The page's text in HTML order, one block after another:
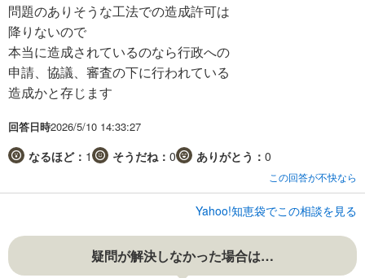
問題のありそうな工法での造成許可は
降りないので
本当に造成されているのなら行政への
申請、協議、審査の下に行われている
造成かと存じます
回答日時2026/5/10 14:33:27
なるほど： 1 そうだね： 0 ありがとう： 0
この回答が不快なら
Yahoo!知恵袋でこの相談を見る
疑問が解決しなかった場合は…